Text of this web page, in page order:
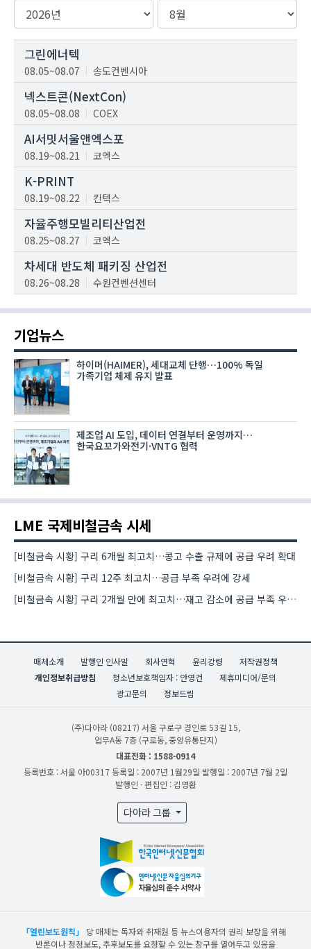
그린에너텍
08.05~08.07 송도컨벤시아
넥스트콘(NextCon)
08.05~08.08 COEX
AI서밋서울앤엑스포
08.19~08.21 코엑스
K-PRINT
08.19~08.22 킨텍스
자율주행모빌리티산업전
08.25~08.27 코엑스
차세대 반도체 패키징 산업전
08.26~08.28 수원컨벤션센터
기업뉴스
하이머(HAIMER), 세대교체 단행…100% 독일
가족기업 체제 유지 발표
제조업 AI 도입, 데이터 연결부터 운영까지…
한국요꼬가와전기·VNTG 협력
LME 국제비철금속 시세
[비철금속 시황] 구리 6개월 최고치…콩고 수출 규제에 공급 우려 확대
[비철금속 시황] 구리 12주 최고치…공급 부족 우려에 강세
[비철금속 시황] 구리 2개월 만에 최고치…재고 감소에 공급 부족 우려 확대
매체소개 발행인 인사말 회사연혁 윤리강령
저작권정책
개인정보취급방침
청소년보호책임자 : 안영건
제휴미디어/문의
광고문의
정보드림
(주)다아라 (08217) 서울 구로구 경인로 53길 15,
업무A동 7층 (구로동, 중앙유통단지)
대표전화 : 1588-0914
등록번호 : 서울 아00317 등록일 : 2007년 1월29일 발행일 : 2007년 7월 2일
발행인 · 편집인 : 김영환
다아라 그룹
「열린보도원칙」
당 매체는 독자와 취재원 등 뉴스이용자의 권리 보장을 위해
반론이나 정정보도, 추후보도를 요청할 수 있는 창구를 열어두고 있음을